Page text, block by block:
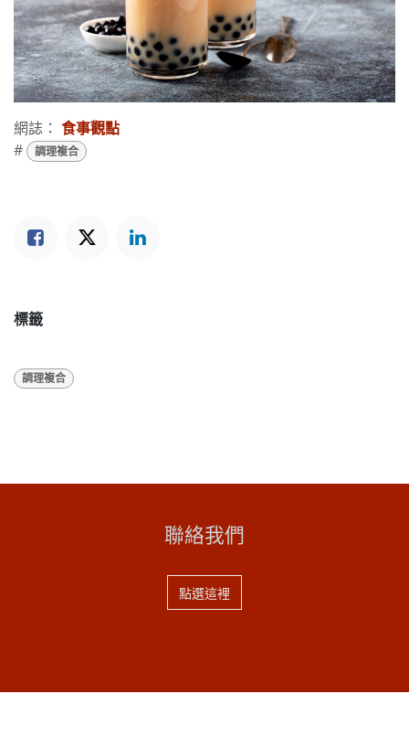
網誌： 食事觀點
#
調理複合
標籤
調理複合
聯絡我們
點選這裡